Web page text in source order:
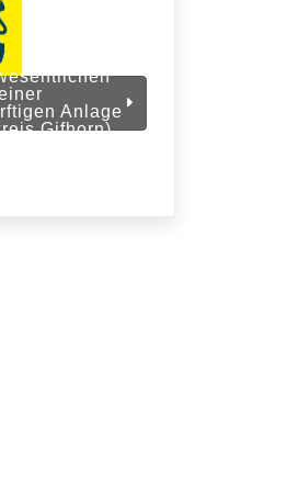
Anlage
Gifhorn)